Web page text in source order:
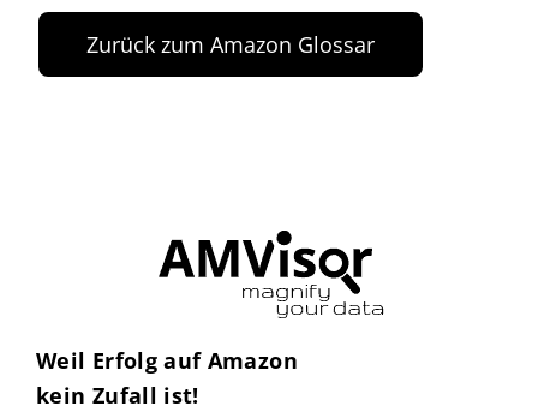
Zurück zum Amazon Glossar
Weil Erfolg auf Amazon
kein Zufall ist!